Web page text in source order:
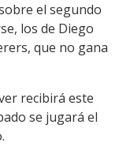
el segundo
los de Diego
que no gana
recibirá este
se jugará el